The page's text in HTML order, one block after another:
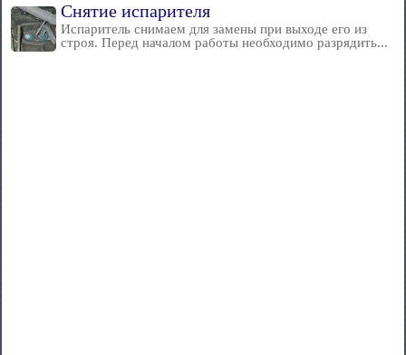
Снятие испарителя
Испаритель снимаем для замены при выходе его из
строя. Перед началом работы необходимо разрядить...